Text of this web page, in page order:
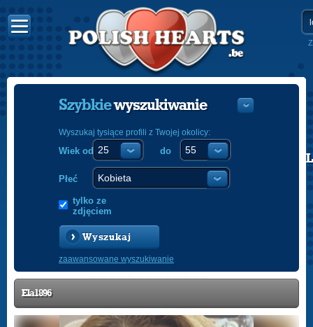
POLISH
Szybkiewyszukiwanie
Wyszukaj tysiące profili z Twojej okolicy:
Wiek od do
Płeć
tylko ze
zdjęciem
Wyszukaj
zaawansowane wyszukiwanie
Ela1896